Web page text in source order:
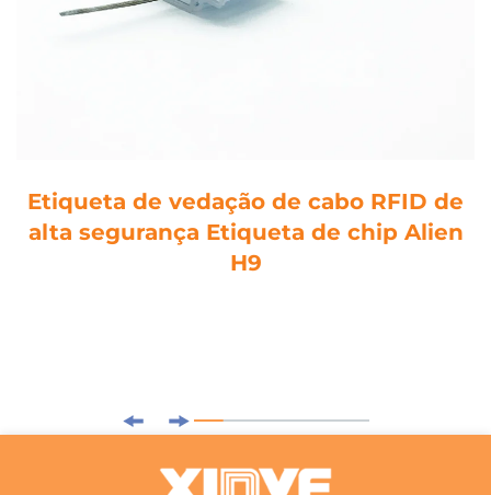
Etiqueta de vedação de cabo RFID de
alta segurança Etiqueta de chip Alien
H9